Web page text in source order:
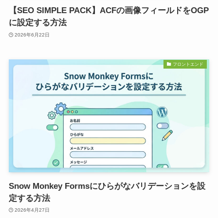
【SEO SIMPLE PACK】ACFの画像フィールドをOGP
に設定する方法
2026年6月22日
フロントエンド
Snow Monkey Formsにひらがなバリデーションを設
定する方法
2026年4月27日